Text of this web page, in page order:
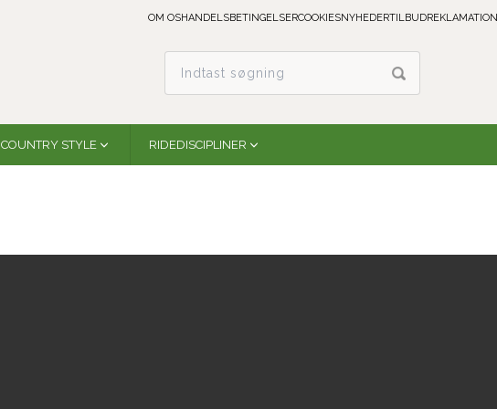
OM OSHANDELSBETINGELSERCOOKIESNYHEDERTILBUD
COUNTRY STYLE RIDEDISCIPLINER